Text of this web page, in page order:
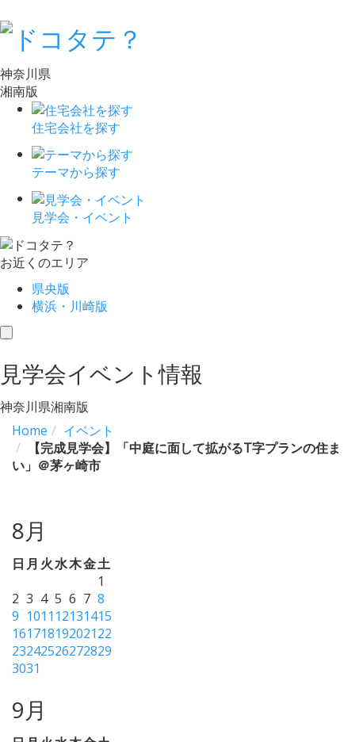
神奈川県
湘南版
住宅会社を探す
テーマから探す
見学会・イベント
お近くのエリア
県央版
横浜・川崎版
toggle
見学会イベント情報
神奈川県湘南版
Home
イベント
【完成見学会】「中庭に面して拡がるT字プランの住ま
い」＠茅ヶ崎市
8月
日 月 火水木金土
1
2 3 4 5 6 7 8
9 1011 12131415
16171819202122
23242526272829
3031
9月